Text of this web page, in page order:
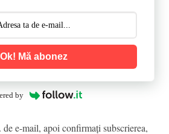
Ok! Mă abonez
by
e-mail, apoi confirmaţi subscrierea,